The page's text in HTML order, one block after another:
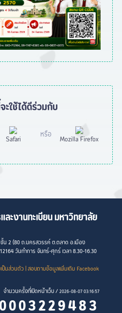
Next
ะใช้ได้ดีร่วมกับ
Safari หรือ Mozilla Firefox
ะงานทะเบียน มหาวิทยาลัย
น 2 (80 ถ.นครสวรรค์ ต.ตลาด อ.เมือง
วันทำการ จันทร์-ศุกร์ เวลา 8.30-16.30
ป็นส่วนตัว| สอบถามข้อมูลเพิ่มเติม Facebook
จำนวนครั้งที่เปิดหน้าเว็บ /2026-08-07 03:16:57